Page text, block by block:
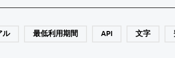
ル 最低利用期間 API 文字